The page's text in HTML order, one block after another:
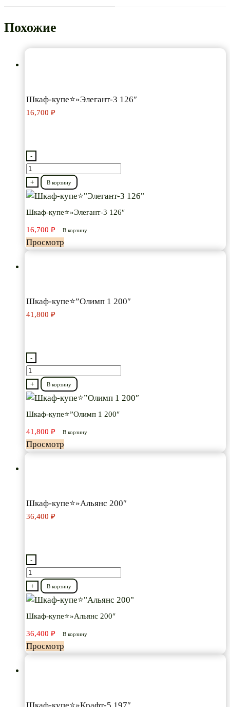
Похожие
Шкаф-купе⭐»Элегант-3 126″
16,700 ₽
-
Количество
товара
Шкаф-
126"
+ В корзину
Шкаф-купе⭐»Элегант-3 126″
16,700 ₽ В корзину
Просмотр
Шкаф-купе⭐”Олимп 1 200″
41,800 ₽
-
Количество
товара
Шкаф-
200″
+ В корзину
Шкаф-купе⭐”Олимп 1 200″
41,800 ₽ В корзину
Просмотр
Шкаф-купе⭐»Альянс 200″
36,400 ₽
-
Количество
товара
Шкаф-
200"
+ В корзину
Шкаф-купе⭐»Альянс 200″
36,400 ₽ В корзину
Просмотр
Шкаф-купе⭐»Крафт-5 197″